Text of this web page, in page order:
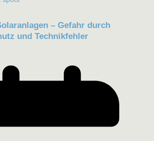
– Gefahr durch
und Technikfehler